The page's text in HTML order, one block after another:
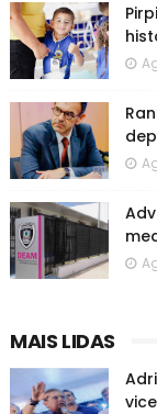
MAIS LIDAS